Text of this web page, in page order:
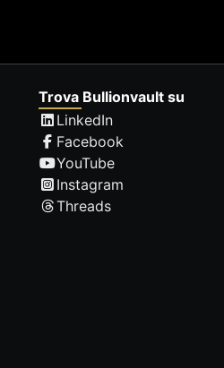
Trova Bullionvault su
LinkedIn
Facebook
YouTube
Instagram
Threads